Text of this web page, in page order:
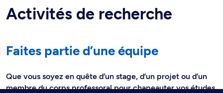
Activités de recherche
Faites partie d’une équipe
Que vous soyez en quête d’un stage, d’un projet ou d’un
membre du corps professoral pour chapeauter vos études,